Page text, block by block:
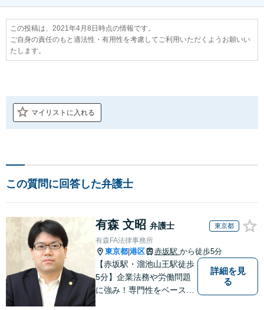
この投稿は、2021年4月8日時点の情報です。
ご自身の責任のもと適法性・有用性を考慮してご利用いただくようお願いい
たします。
マイリストに入れる
この質問に回答した弁護士
有森 文昭 弁護士 東京都
有森FA法律事務所
東京都 港区 赤坂駅 から徒歩5分
【赤坂駅・溜池山王駅徒歩
5分】企業法務や労働問題
に強み！専門性をベースに
詳細を見
る